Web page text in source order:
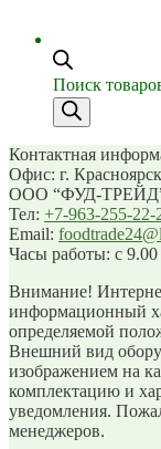
Поиск
Контактная
Офис: г.
ООО “ФУД-
Тел: +7-963-255-22-
Email:
Часы работы: с
Внимание!
информационный
определяемой
Внешний вид
изображением на
комплектацию и
уведомления.
менеджеров.